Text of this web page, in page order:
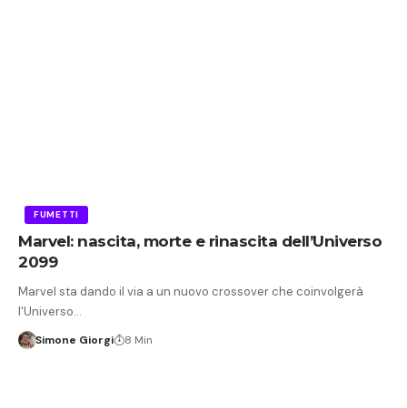
FUMETTI
Marvel: nascita, morte e rinascita dell’Universo
2099
Marvel sta dando il via a un nuovo crossover che coinvolgerà
l'Universo…
Simone Giorgi 8 Min